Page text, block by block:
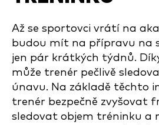
Až se sportovci vrátí na
budou mít na přípravu na
jen pár krátkých týdnů.
může trenér pečlivě
únavu. Na základě těchto
trenér bezpečně zvyšovat
sledovat objem tréninku a